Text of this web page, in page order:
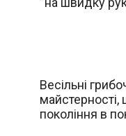
Весільні
покоління в